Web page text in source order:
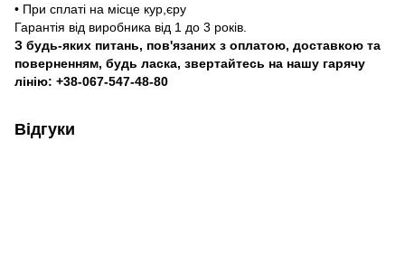
• При сплаті на місце кур,єру
Гарантія від виробника від 1 до 3 років.
З будь-яких питань, пов'язаних з оплатою, доставкою та
поверненням, будь ласка, звертайтесь на нашу гарячу
лінію: +38-067-547-48-80
Відгуки